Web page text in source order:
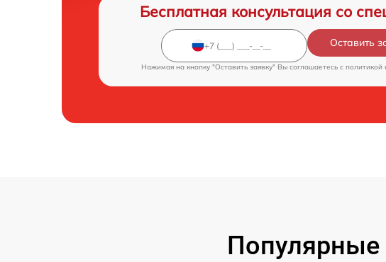
Бесплатная консультация со
Оставить
Нажимая на кнопку "Оставить заявку" Вы соглашаетесь c политикой
Популярные